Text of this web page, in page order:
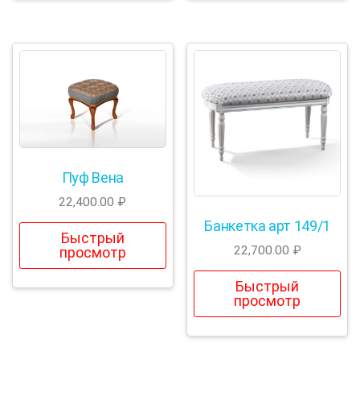
Пуф Вена
22,400.00 ₽
Быстрый
просмотр
Банкетка арт 149/1
22,700.00 ₽
Быстрый
просмотр